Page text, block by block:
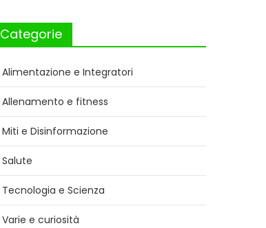
Categorie
Alimentazione e Integratori
Allenamento e fitness
Miti e Disinformazione
Salute
Tecnologia e Scienza
Varie e curiosità